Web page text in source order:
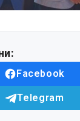
Facebook
Telegram